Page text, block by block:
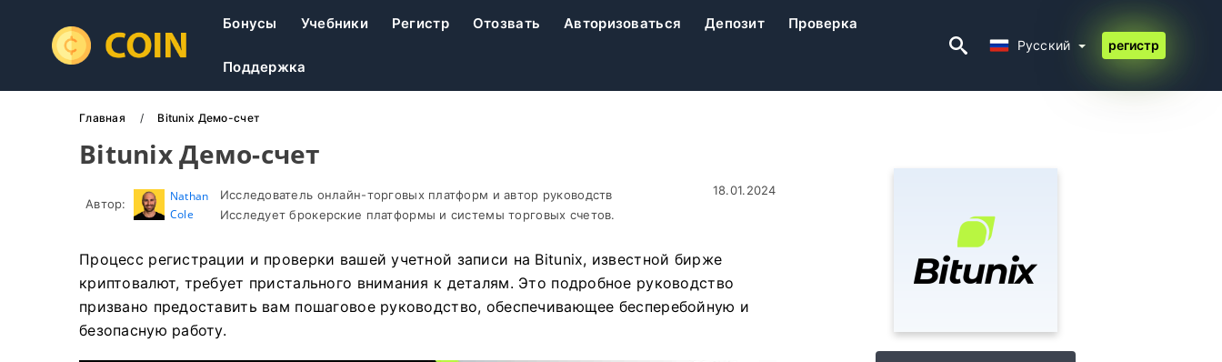
Бонусы Учебники Регистр Отозвать Авторизоваться Депозит Проверка
Поддержка
Русский регистр
Главная Bitunix Демо-счет
Bitunix Демо-счет
Автор:
Nathan
Cole
Исследователь онлайн-торговых платформ и автор руководств
Исследует брокерские платформы и системы торговых счетов.
18.01.2024
Процесс регистрации и проверки вашей учетной записи на Bitunix, известной бирже
криптовалют, требует пристального внимания к деталям. Это подробное руководство
призвано предоставить вам пошаговое руководство, обеспечивающее бесперебойную и
безопасную работу.